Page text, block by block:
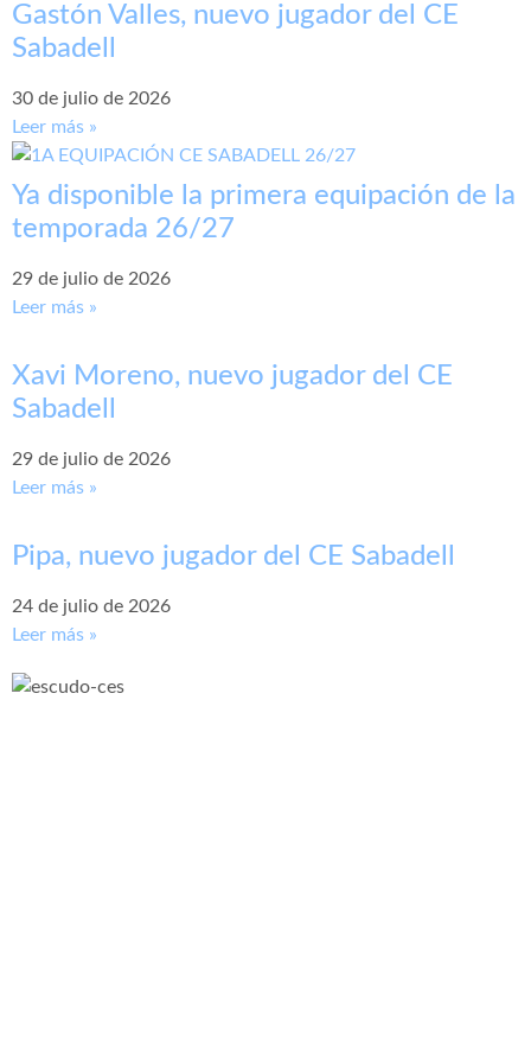
Gastón Valles, nuevo jugador del CE
Sabadell
30 de julio de 2026
Leer más »
Ya disponible la primera equipación de la
temporada 26/27
29 de julio de 2026
Leer más »
Xavi Moreno, nuevo jugador del CE
Sabadell
29 de julio de 2026
Leer más »
Pipa, nuevo jugador del CE Sabadell
24 de julio de 2026
Leer más »